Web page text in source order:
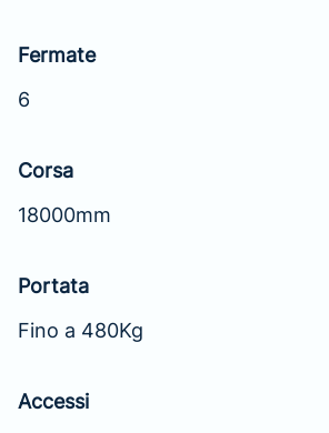
Fermate
6
Corsa
18000mm
Portata
Fino a 480Kg
Accessi